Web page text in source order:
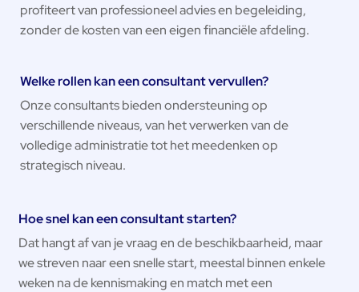
profiteert van professioneel advies en begeleiding,
zonder de kosten van een eigen financiële afdeling.
Welke rollen kan een consultant vervullen?
Onze consultants bieden ondersteuning op
verschillende niveaus, van het verwerken van de
volledige administratie tot het meedenken op
strategisch niveau.
Hoe snel kan een consultant starten?
Dat hangt af van je vraag en de beschikbaarheid, maar
we streven naar een snelle start, meestal binnen enkele
weken na de kennismaking en match met een